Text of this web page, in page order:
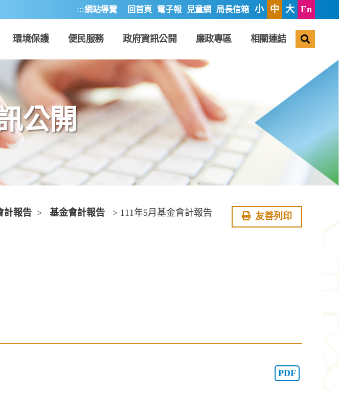
:::網站導覽 回首頁 電子報 兒童網 局長信箱 小 中 大 En
環境保護 便民服務 政府資訊公開 廉政專區 相關連結
公開
計報告 > 基金會計報告 > 111年5月基金會計報告 友善列印
PDF